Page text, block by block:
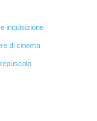
inquisizione
di cinema